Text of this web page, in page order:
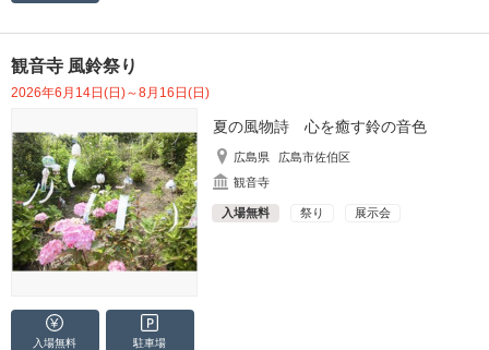
観音寺 風鈴祭り
2026年6月14日(日)～8月16日(日)
夏の風物詩 心を癒す鈴の音色
広島県
広島市佐伯区
観音寺
入場無料 祭り 展示会
入場無料 駐車場